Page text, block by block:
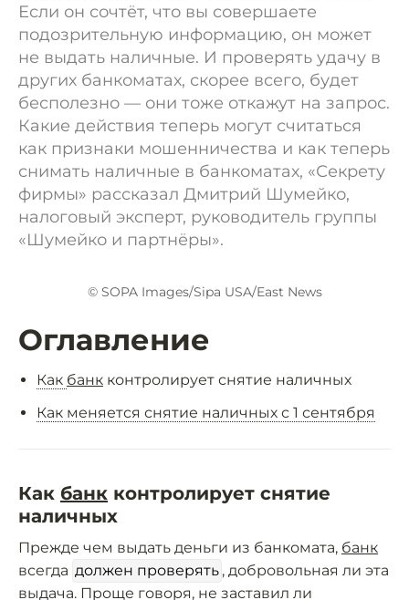
Если он сочтёт, что вы совершаете
подозрительную информацию, он может
не выдать наличные. И проверять удачу в
других банкоматах, скорее всего, будет
бесполезно — они тоже откажут на запрос.
Какие действия теперь могут считаться
как признаки мошенничества и как теперь
снимать наличные в банкоматах, «Секрету
фирмы» рассказал Дмитрий Шумейко,
налоговый эксперт, руководитель группы
«Шумейко и партнёры».
© SOPA Images/Sipa USA/East News
Оглавление
Как банк контролирует снятие наличных
Как меняется снятие наличных с 1 сентября
Как банк контролирует снятие
наличных
Прежде чем выдать деньги из банкомата, банк
всегда должен проверять , добровольная ли эта
выдача. Проще говоря, не заставил ли